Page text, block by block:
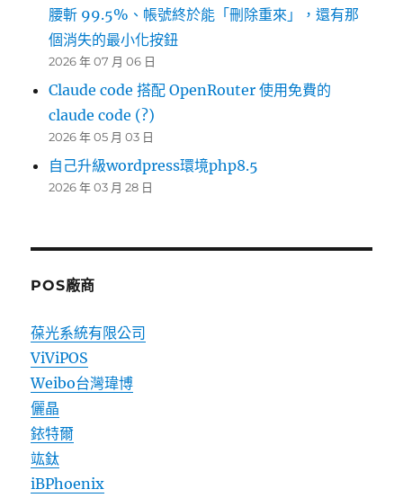
腰斬 99.5%、帳號終於能「刪除重來」，還有那
個消失的最小化按鈕
2026 年 07 月 06 日
Claude code 搭配 OpenRouter 使用免費的
claude code (?)
2026 年 05 月 03 日
自己升級wordpress環境php8.5
2026 年 03 月 28 日
POS廠商
葆光系統有限公司
ViViPOS
Weibo台灣瑋博
儷晶
銥特爾
竑鈦
iBPhoenix